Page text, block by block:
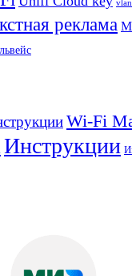
vlan
реклама
Wi-Fi
Инструкции